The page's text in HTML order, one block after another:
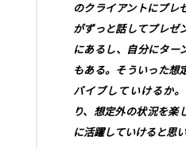
のクライアントにプレ
がずっと話してプレゼ
にあるし、自分にター
もある。そういった想
バイブしていけるか
り、想定外の状況を楽
に活躍していけると思い